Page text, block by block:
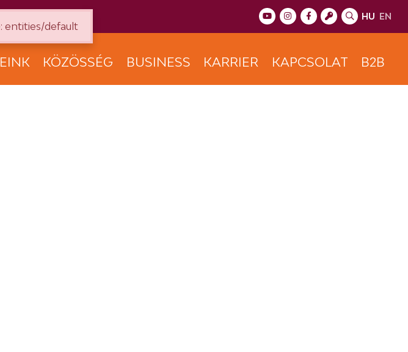
HU EN
KÖZÖSSÉG BUSINESS KARRIER KAPCSOLAT B2B
entities/default